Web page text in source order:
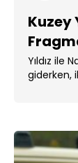
Kuzey
Yıldız ile
giderken,